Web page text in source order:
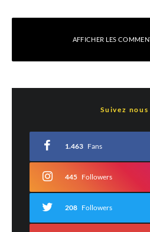
AFFICHER LES
*
Commentaire*
Suivez nous
1.463 Fans
445 Followers
208 Followers